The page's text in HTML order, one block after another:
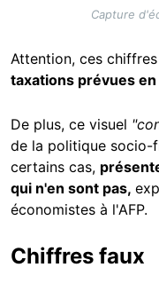
Capture
Attention, ces
taxations prévues en
De plus, ce visuel
de la politique socio-
certains cas,
qui n'en sont pas,
économistes à l'AFP.
Chiffres faux